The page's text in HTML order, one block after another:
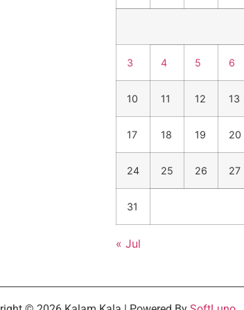
3 4 5 6
10 11 12 13
17 18 19 20
24 25 26 27
31
« Jul